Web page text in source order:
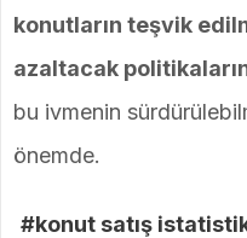
konutların teşvik
azaltacak
bu ivmenin
önemde.
#konut satış